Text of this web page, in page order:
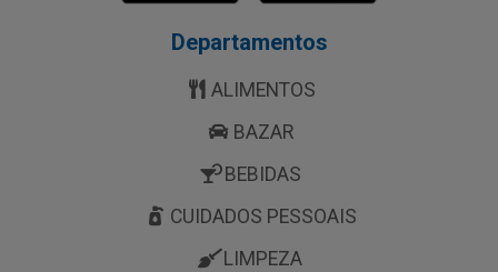
Departamentos
ALIMENTOS
BAZAR
BEBIDAS
CUIDADOS PESSOAIS
LIMPEZA